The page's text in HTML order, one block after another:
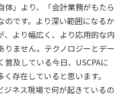
体」より、「会計業務がもたら
のです。より深い範囲になるか
、より幅広く、より応用的な内
りません。テクノロジーとデー
及している今日、USCPAに
存在していると思います。
ジネス現場で何が起きているの